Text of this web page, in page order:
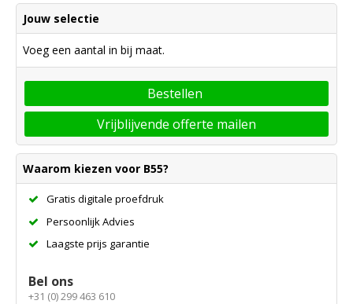
Jouw selectie
Voeg een aantal in bij maat.
Bestellen
Vrijblijvende offerte mailen
Waarom kiezen voor B55?
Gratis digitale proefdruk
Persoonlijk Advies
Laagste prijs garantie
Bel ons
+31 (0) 299 463 610